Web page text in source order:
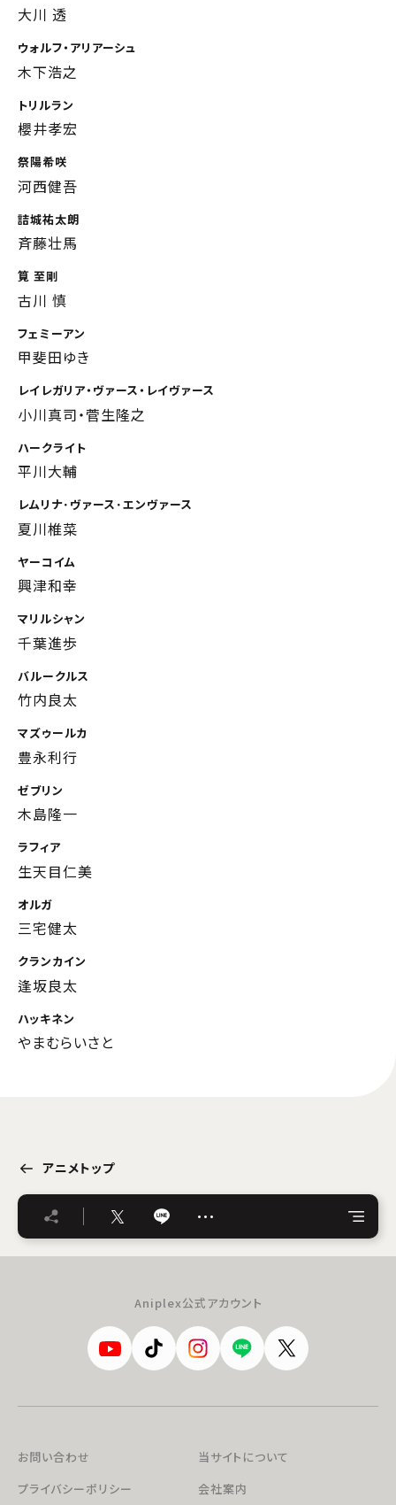
大川 透
ウォルフ・アリアーシュ
木下浩之
トリルラン
櫻井孝宏
祭陽希咲
河西健吾
詰城祐太朗
斉藤壮馬
筧 至剛
古川 慎
フェミーアン
甲斐田ゆき
レイレガリア・ヴァース・レイヴァース
小川真司・菅生隆之
ハークライト
平川大輔
レムリナ･ヴァース･エンヴァース
夏川椎菜
ヤーコイム
興津和幸
マリルシャン
千葉進歩
バルークルス
竹内良太
マズゥールカ
豊永利行
ゼブリン
木島隆一
ラフィア
生天目仁美
オルガ
三宅健太
クランカイン
逢坂良太
ハッキネン
やまむらいさと
アニメトップ
…
Aniplex公式アカウント
お問い合わせ
当サイトについて
プライバシーポリシー
会社案内